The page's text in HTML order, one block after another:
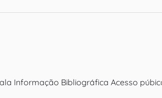
Informação Bibliográfica Acesso